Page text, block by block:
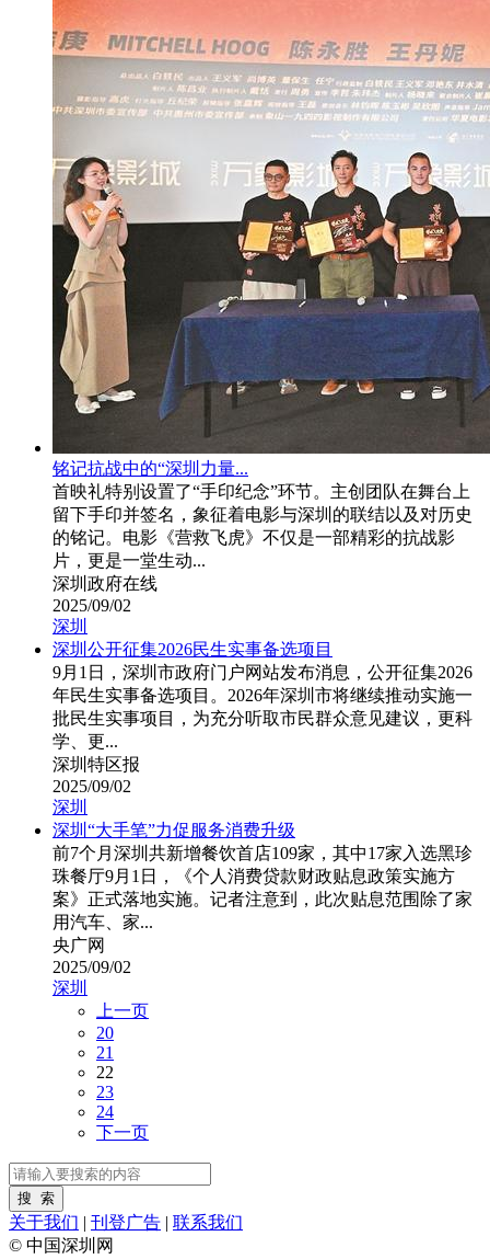
铭记抗战中的“深圳力量...
首映礼特别设置了“手印纪念”环节。主创团队在舞台上
留下手印并签名，象征着电影与深圳的联结以及对历史
的铭记。电影《营救飞虎》不仅是一部精彩的抗战影
片，更是一堂生动...
深圳政府在线
2025/09/02
深圳
深圳公开征集2026民生实事备选项目
9月1日，深圳市政府门户网站发布消息，公开征集2026
年民生实事备选项目。2026年深圳市将继续推动实施一
批民生实事项目，为充分听取市民群众意见建议，更科
学、更...
深圳特区报
2025/09/02
深圳
深圳“大手笔”力促服务消费升级
前7个月深圳共新增餐饮首店109家，其中17家入选黑珍
珠餐厅9月1日，《个人消费贷款财政贴息政策实施方
案》正式落地实施。记者注意到，此次贴息范围除了家
用汽车、家...
央广网
2025/09/02
深圳
上一页
20
21
22
23
24
下一页
关于我们 | 刊登广告 | 联系我们
© 中国深圳网